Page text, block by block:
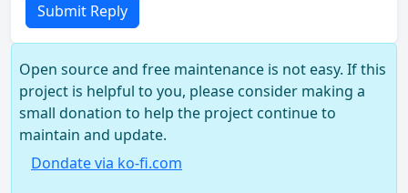
Submit Reply
Open source and free maintenance is not easy. If this
project is helpful to you, please consider making a
small donation to help the project continue to
maintain and update.
Dondate via ko-fi.com